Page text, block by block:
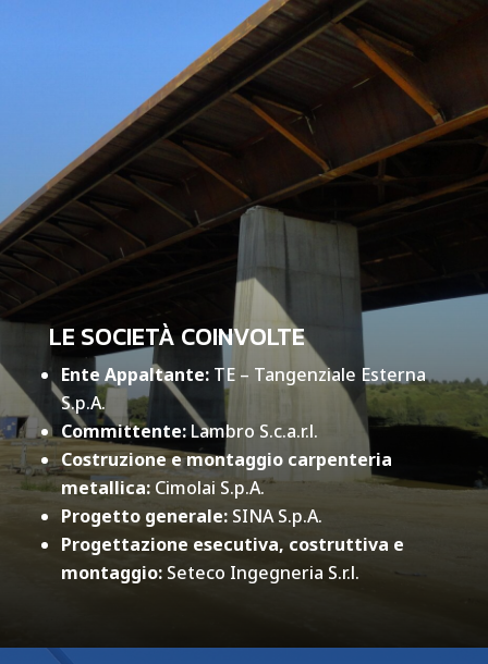
LE SOCIETÀ COINVOLTE
Ente Appaltante: TE – Tangenziale Esterna
S.p.A.
Committente: Lambro S.c.a.r.l.
Costruzione e montaggio carpenteria
metallica: Cimolai S.p.A.
Progetto generale: SINA S.p.A.
Progettazione esecutiva, costruttiva e
montaggio: Seteco Ingegneria S.r.l.